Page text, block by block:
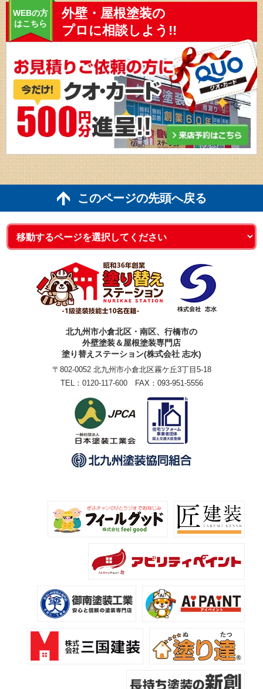
WEBの方
はこちら
外壁・屋根塗装の
プロに相談しよう!!
このページの先頭へ戻る
北九州市小倉北区・南区、行橋市の
外壁塗装＆屋根塗装専門店
塗り替えステーション(株式会社 志水)
〒802-0052 北九州市小倉北区霧ケ丘3丁目5-18
TEL： 0120-117-600FAX：093-951-5556